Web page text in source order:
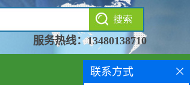
服务热线：13480138710
联系方式